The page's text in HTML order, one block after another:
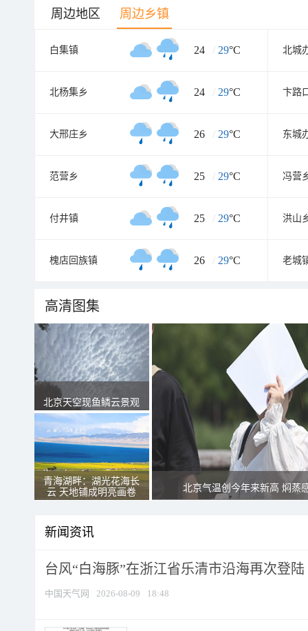
周边地区 周边乡镇
白集镇 24 / 29°C 北城
北杨集乡 24 / 29°C 卞路
大邢庄乡 26 / 29°C 东城
范营乡 25 / 29°C 冯营
付井镇 25 / 29°C 洪山
槐店回族镇 26 / 29°C 老城
高清图集
北京天空现鱼鳞云景观
青海湖畔：湖光花海长
云 天地铺成明亮画卷
北京气温创今年来新高 焖蒸
新闻资讯
台风“白海豚”在浙江省乐清市沿海再次登陆
中国天气网 2026-08-09 18:48